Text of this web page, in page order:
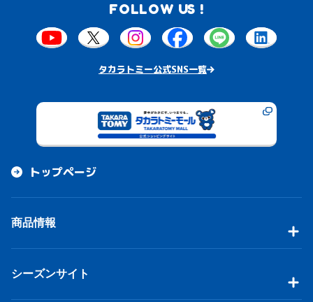
FOLLOW US !
タカラトミー公式SNS一覧
トップページ
商品情報
シーズンサイト